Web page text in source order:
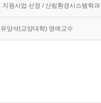
지원사업 선정 / 산림환경시스템학과
양석(교양대학) 명예교수